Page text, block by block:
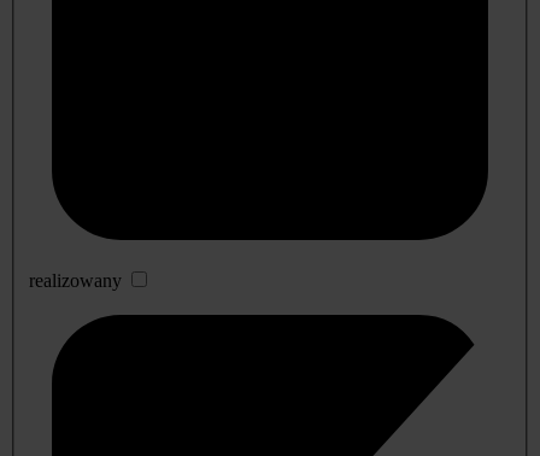
realizowany